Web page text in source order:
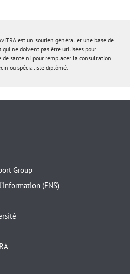
est un soutien général et une base de
qui ne doivent pas être utilisées pour
santé ni pour remplacer la consultation
ou spécialiste diplômé.
Group
(ENS)